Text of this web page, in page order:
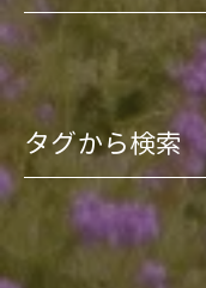
タグから検索